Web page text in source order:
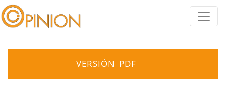
VERSIÓN PDF